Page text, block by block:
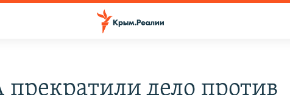
дело против